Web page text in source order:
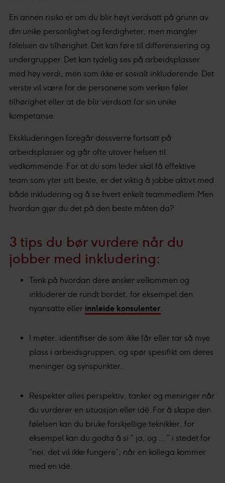
En annen risiko er om du blir høyt verdsatt på grunn av
din unike personlighet og ferdigheter, men mangler
følelsen av tilhørighet. Det kan føre til differensiering og
undergrupper. Det kan tydelig ses på arbeidsplasser
med høy verdi, men som ikke er sosialt inkluderende. Det
verste vil være for de personene som verken føler
tilhørighet eller at de blir verdsatt for sin unike
kompetanse.
Ekskluderingen foregår dessverre fortsatt på
arbeidsplasser og går ofte utover helsen til
vedkommende. For at du som leder skal få effektive
team som yter sitt beste, er det viktig å jobbe aktivt med
både inkludering og å se hvert enkelt teammedlem. Men
hvordan gjør du det på den beste måten da?
3 tips du bør vurdere når du
jobber med inkludering:
Tenk på hvordan dere ønsker velkommen og
inkluderer de rundt bordet, for eksempel den
nyansatte eller innleide konsulenter.
I møter, identifiser de som ikke får eller tar så mye
plass i arbeidsgruppen, og spør spesifikt om deres
meninger og synspunkter.
Respekter alles perspektiv, tanker og meninger når
du vurderer en situasjon eller idé. For å skape den
følelsen kan du bruke forskjellige teknikker, for
eksempel kan du godta å si ” ja, og … ” i stedet for
“nei, det vil ikke fungere”, når en kollega kommer
med en idé.